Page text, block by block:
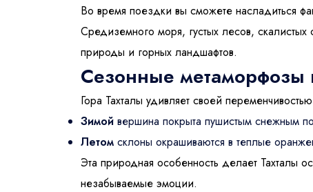
Во время поездки вы сможете насладиться
Средиземного моря, густых лесов,
природы и горных ландшафтов.
Сезонные метаморфозы
Гора Тахталы удивляет своей
Зимой вершина покрыта пушистым снежным
Летом склоны окрашиваются в теплые
Эта природная особенность делает Тахталы
незабываемые эмоции.
Дети
0 - 17 лет
Ваше имя
Телефон (+
E-Mail